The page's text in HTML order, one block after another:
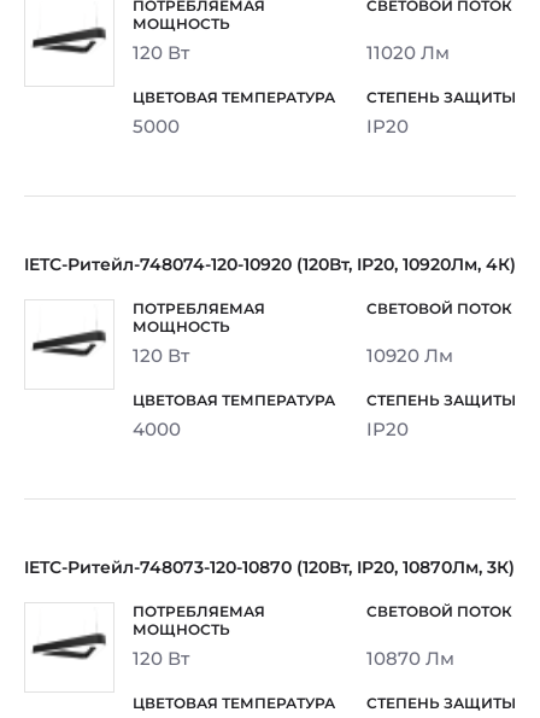
120 Вт 11020 Лм
5000 IP20
IETC-Ритейл-748074-120-10920 (120Вт, IP20, 10920Лм, 4К)
120 Вт 10920 Лм
4000 IP20
IETC-Ритейл-748073-120-10870 (120Вт, IP20, 10870Лм, 3К)
120 Вт 10870 Лм